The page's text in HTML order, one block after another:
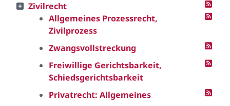
Zivilrecht
Allgemeines Prozessrecht,
Zivilprozess
Zwangsvollstreckung
Freiwillige Gerichtsbarkeit,
Schiedsgerichtsbarkeit
Privatrecht: Allgemeines